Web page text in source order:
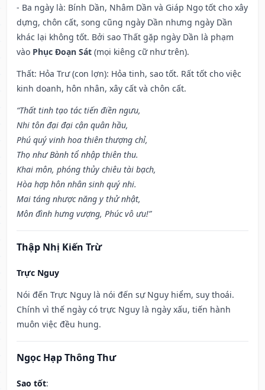
- Ba ngày là: Bính Dần, Nhâm Dần và Giáp Ngọ tốt cho xây
dựng, chôn cất, song cũng ngày Dần nhưng ngày Dần
khác lại không tốt. Bởi sao Thất gặp ngày Dần là phạm
vào Phục Đoạn Sát (mọi kiêng cữ như trên).
Thất: Hỏa Trư (con lợn): Hỏa tinh, sao tốt. Rất tốt cho việc
kinh doanh, hôn nhân, xây cất và chôn cất.
“Thất tinh tạo tác tiến điền ngưu,
Nhi tôn đại đại cận quân hầu,
Phú quý vinh hoa thiên thượng chỉ,
Thọ như Bành tổ nhập thiên thu.
Khai môn, phóng thủy chiêu tài bạch,
Hòa hợp hôn nhân sinh quý nhi.
Mai táng nhược năng y thử nhật,
Môn đình hưng vượng, Phúc vô ưu!”
Thập Nhị Kiến Trừ
Trực Nguy
Nói đến Trực Nguy là nói đến sự Nguy hiểm, suy thoái.
Chính vì thế ngày có trực Nguy là ngày xấu, tiến hành
muôn việc đều hung.
Ngọc Hạp Thông Thư
Sao tốt: